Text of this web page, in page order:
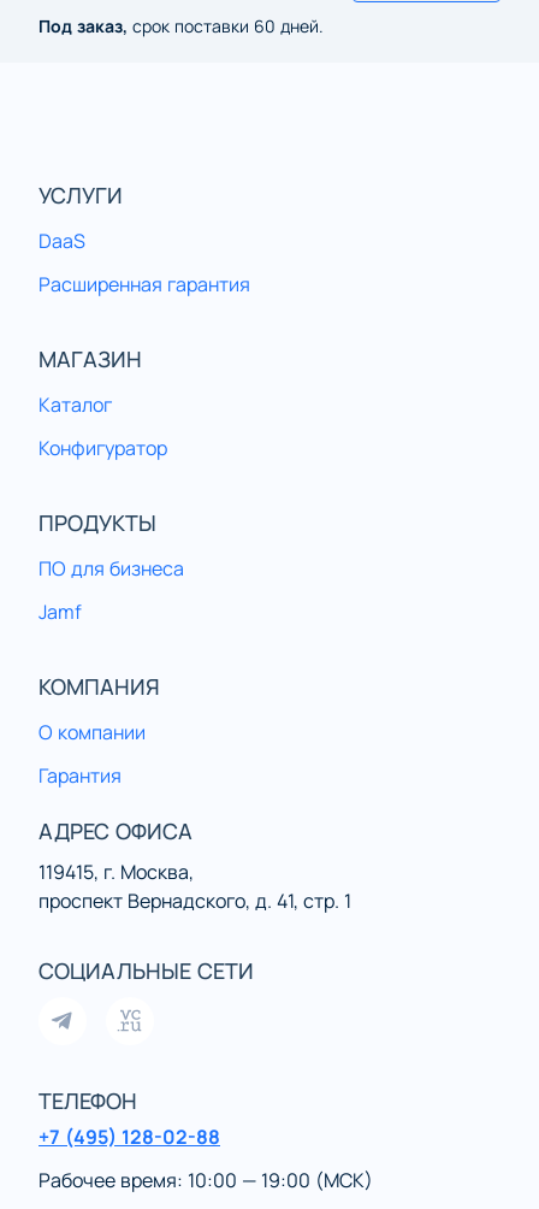
Под заказ, срок поставки 60 дней.
УСЛУГИ
DaaS
Расширенная гарантия
МАГАЗИН
Каталог
Конфигуратор
ПРОДУКТЫ
ПО для бизнеса
Jamf
КОМПАНИЯ
О компании
Гарантия
АДРЕС ОФИСА
119415, г. Москва,
проспект Вернадского, д. 41, стр. 1
СОЦИАЛЬНЫЕ СЕТИ
ТЕЛЕФОН
+7 (495) 128-02-88
Рабочее время: 10:00 — 19:00 (МСК)